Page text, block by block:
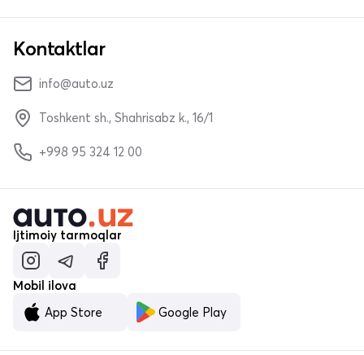
Kontaktlar
info@auto.uz
Toshkent sh., Shahrisabz k., 16/1
+998 95 324 12 00
Ijtimoiy tarmoqlar
Mobil ilova
App Store
Google Play